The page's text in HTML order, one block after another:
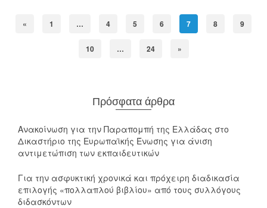
« 1 … 4 5 6 7 8 9
10 … 24 »
Πρόσφατα άρθρα
Ανακοίνωση για την Παραπομπή της Ελλάδας στο
Δικαστήριο της Ευρωπαϊκής Ένωσης για άνιση
αντιμετώπιση των εκπαιδευτικών
Για την ασφυκτική χρονικά και πρόχειρη διαδικασία
επιλογής «πολλαπλού βιβλίου» από τους συλλόγους
διδασκόντων